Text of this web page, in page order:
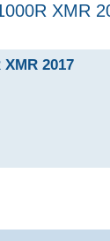
XMR
2017